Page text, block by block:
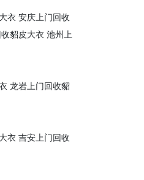
衣 安庆上门回收
貂皮大衣 池州上
龙岩上门回收貂
衣 吉安上门回收